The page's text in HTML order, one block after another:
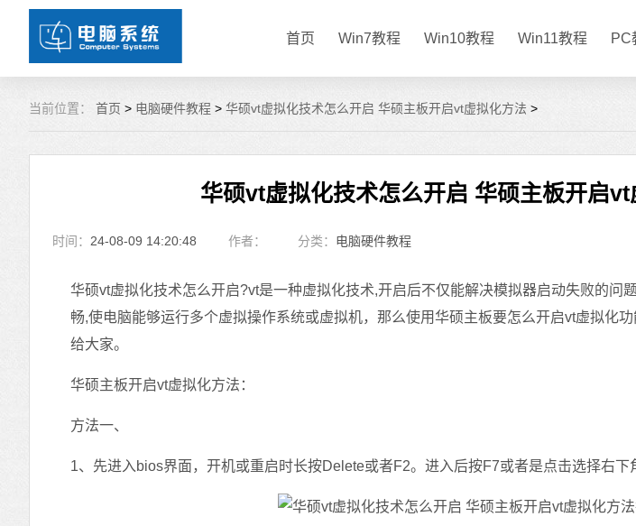
首页 Win7教程 Win10教程 Win11教程 PC
当前位置： 首页 > 电脑硬件教程 > 华硕vt虚拟化技术怎么开启 华硕主板开启vt虚拟化方法 >
华硕vt虚拟化技术怎么开启 华硕主板开启vt
时间： 24-08-09 14:20:48 作者： 分类： 电脑硬件教程
华硕vt虚拟化技术怎么开启?vt是一种虚拟化技术,开启后不仅能解决模拟器启动失败的问
畅,使电脑能够运行多个虚拟操作系统或虚拟机，那么使用华硕主板要怎么开启vt虚拟化
给大家。
华硕主板开启vt虚拟化方法：
方法一、
1、先进入bios界面，开机或重启时长按Delete或者F2。进入后按F7或者是点击选择右下